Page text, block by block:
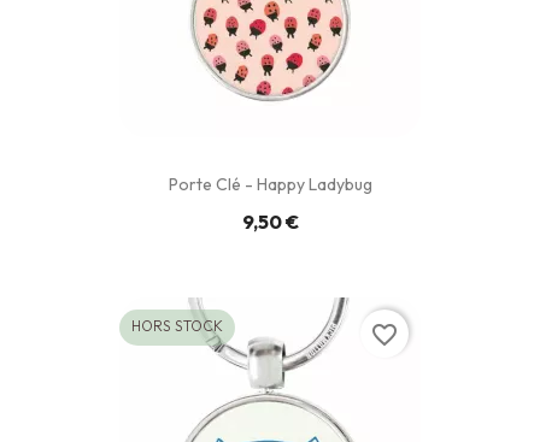
Porte Clé - Happy Ladybug
9,50 €
HORS STOCK favorite_border